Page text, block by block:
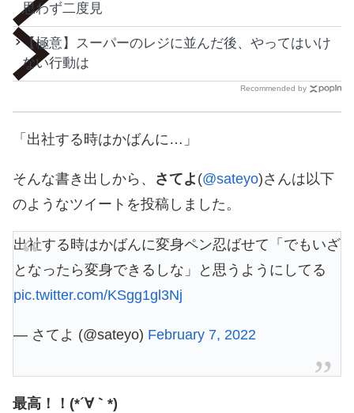
思わず二度見
【極意】スーパーのレジに並んだ後、やってはいけ
ない行動は
Recommended by
「出社する時はかばんに…」
そんな書き出しから、 さてよ(@sateyo)さんは以下
のようなツイートを投稿しました。
出社する時はかばんに変身ペン忍ばせて「でもいざ
となったら変身できるしな」と思うようにしてる
pic.twitter.com/KSgg1gl3Nj
— さてよ (@sateyo) February 7, 2022
最高！！(*´∀｀*)